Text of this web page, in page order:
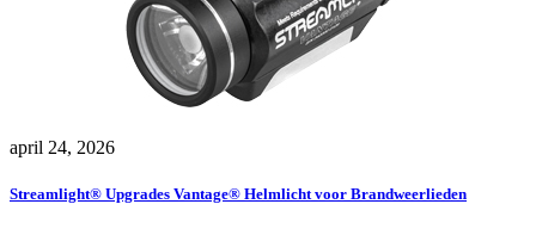
april 24, 2026
Streamlight® Upgrades Vantage® Helmlicht voor Brandweerlieden